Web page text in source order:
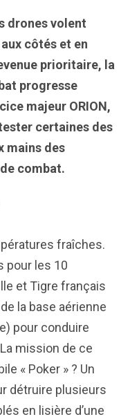
drones volent
côtés et en
prioritaire, la
progresse
majeur ORION,
certaines des
mains des
combat.
fraîches.
pour les 10
et Tigre français
la base aérienne
pour conduire
mission de ce
« Poker » ? Un
détruire plusieurs
en lisière d’une